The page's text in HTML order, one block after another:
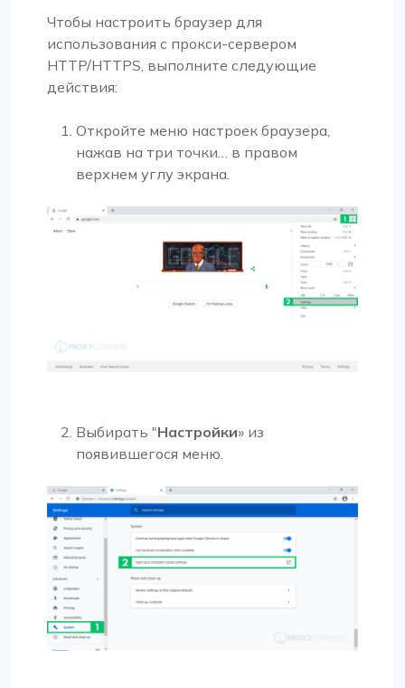
Чтобы настроить браузер для
использования с прокси-сервером
HTTP/HTTPS, выполните следующие
действия:
Откройте меню настроек браузера,
нажав на три точки… в правом
верхнем углу экрана.
Выбирать "Настройки» из
появившегося меню.